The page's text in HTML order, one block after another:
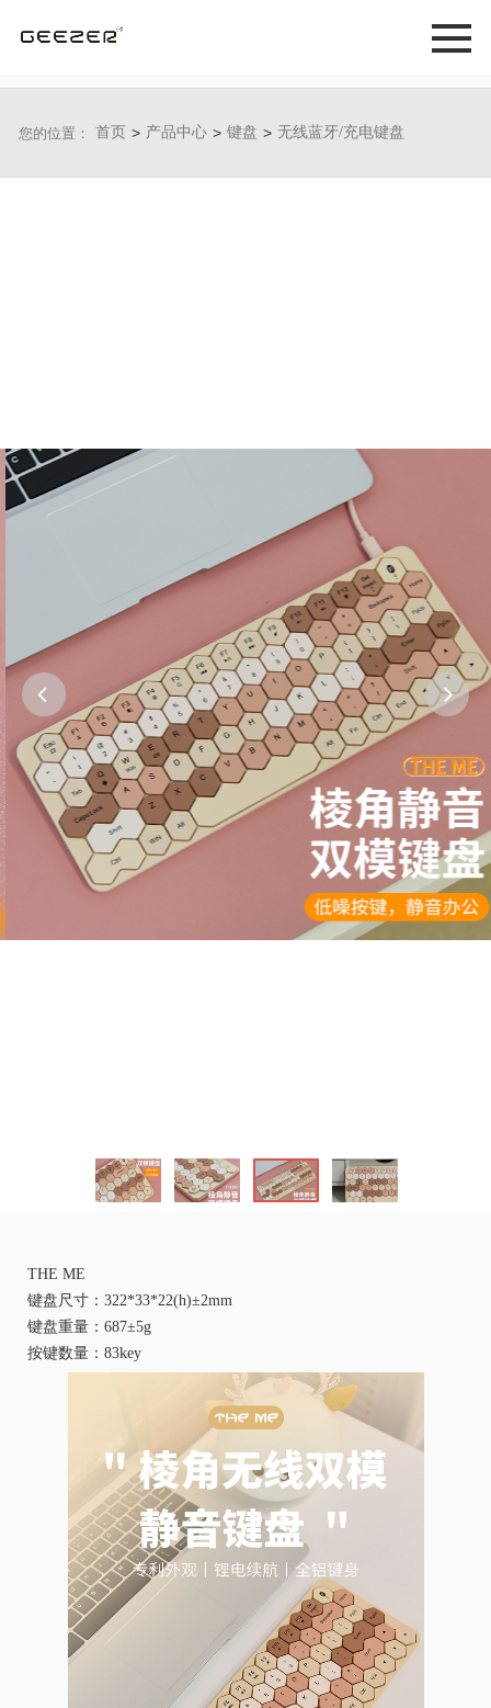
您的位置： 首页 > 产品中心 > 键盘 > 无线蓝牙/充电键盘
THE ME
键盘尺寸：322*33*22(h)±2mm
键盘重量：687±5g
按键数量：83key